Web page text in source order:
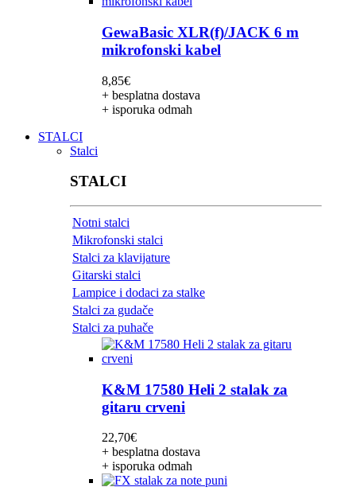
GewaBasic XLR(f)/JACK 6 m
mikrofonski kabel
8,85€
+ besplatna dostava
+ isporuka odmah
STALCI
Stalci
STALCI
Notni stalci
Mikrofonski stalci
Stalci za klavijature
Gitarski stalci
Lampice i dodaci za stalke
Stalci za gudače
Stalci za puhače
K&M 17580 Heli 2 stalak za
gitaru crveni
22,70€
+ besplatna dostava
+ isporuka odmah